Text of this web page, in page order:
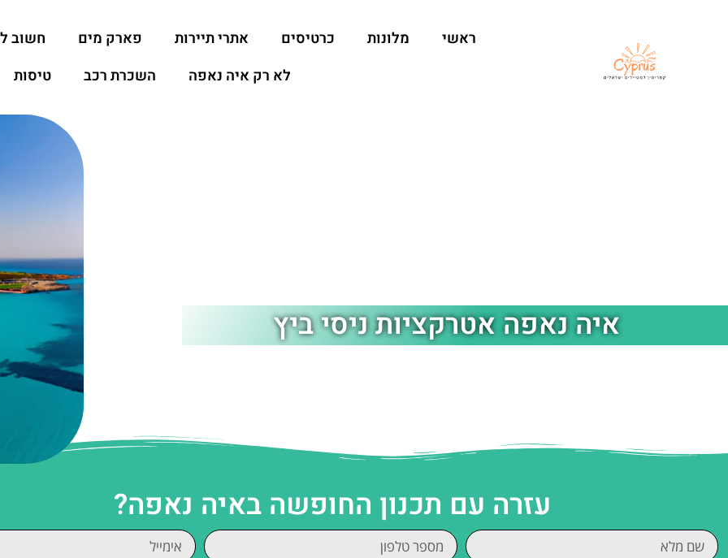
ראשי מלונות כרטיסים אתרי תיירות פארק מים חשוב
לא רק איה נאפה
השכרת רכב טיסות
איה נאפה אטרקציות ניסי ביץ
עזרה עם תכנון החופשה באיה נאפה?